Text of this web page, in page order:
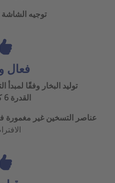
توجيه الشاشة
فعال
توليد البخار وفقًا لمبدأ
القدرة 6 كيلوواط
عناصر التسخين غير مغمورة